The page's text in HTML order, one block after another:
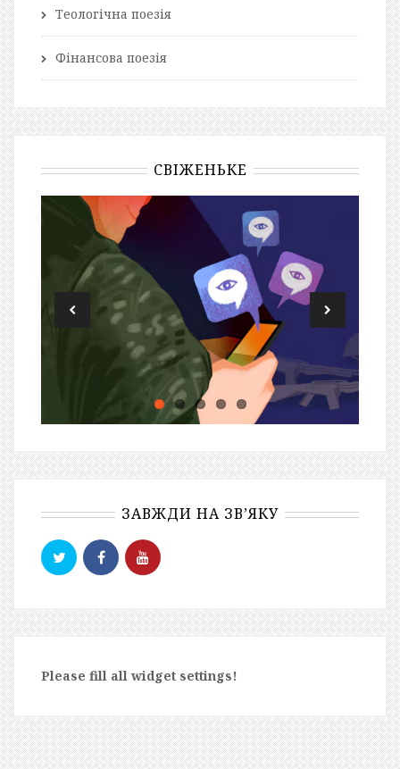
Теологічна поезія
Фінансова поезія
СВІЖЕНЬКЕ
ЗАВЖДИ НА ЗВ’ЯКУ
Please fill all widget settings!